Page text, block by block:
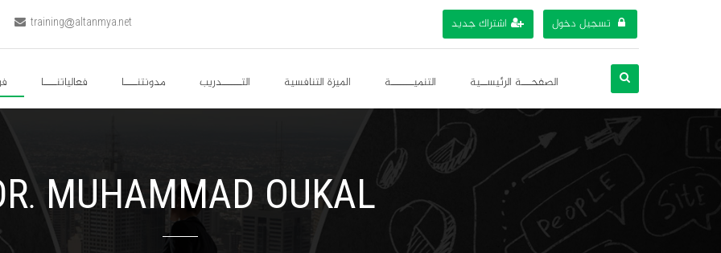
training@altanmya.net تسجيل دخول اشتراك جديد
الصفحـــة الرئيســية التنميـــــــة الميزة التنافسية التــــــدريب مدونتنــــا فعالياتنــــا
MUHAMMAD OUKAL